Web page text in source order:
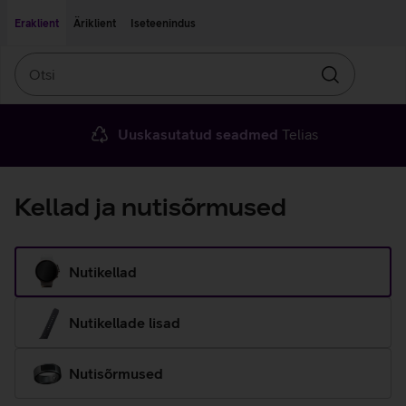
Eraklient
Äriklient Iseteenindus
Otsin
Uuskasutatud seadmed Telias
Kellad ja nutisõrmused
Nutikellad
Nutikellade lisad
Nutisõrmused